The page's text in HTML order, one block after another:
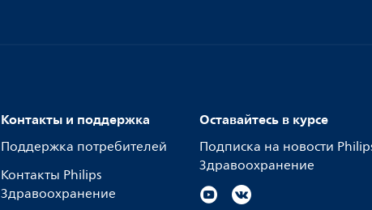
Контакты и поддержка
Поддержка потребителей
Контакты Philips
Здравоохранение
Оставайтесь в курсе
Подписка на новости
Здравоохранение